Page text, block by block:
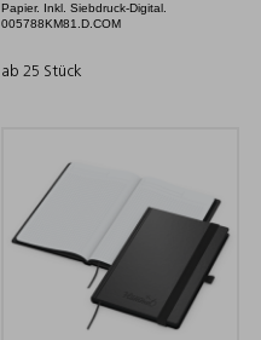
Papier. Inkl. Siebdruck-Digital.
005788KM81.D.COM
ab 25 Stück